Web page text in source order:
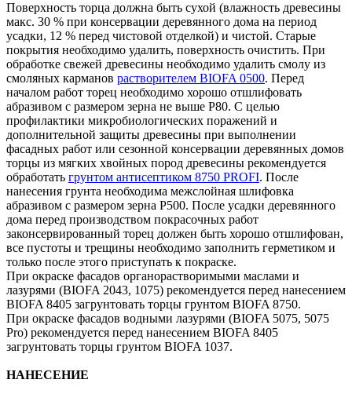
Поверхность торца должна быть сухой (влажность древесины
макс. 30 % при консервации деревянного дома на период
усадки, 12 % перед чистовой отделкой) и чистой. Старые
покрытия необходимо удалить, поверхность очистить. При
обработке свежей древесины необходимо удалить смолу из
смоляных карманов растворителем BIOFA 0500. Перед
началом работ торец необходимо хорошо отшлифовать
абразивом с размером зерна не выше P80. С целью
профилактики микробиологических поражений и
дополнительной защиты древесины при выполнении
фасадных работ или сезонной консервации деревянных домов
торцы из мягких хвойных пород древесины рекомендуется
обработать грунтом антисептиком 8750 PROFI. После
нанесения грунта необходима межслойная шлифовка
абразивом с размером зерна P500. После усадки деревянного
дома перед производством покрасочных работ
законсервированный торец должен быть хорошо отшлифован,
все пустоты и трещины необходимо заполнить герметиком и
только после этого приступать к покраске.
При окраске фасадов органорастворимыми маслами и
лазурями (BIOFA 2043, 1075) рекомендуется перед нанесением
BIOFA 8405 загрунтовать торцы грунтом BIOFA 8750.
При окраске фасадов водными лазурями (BIOFA 5075, 5075
Pro) рекомендуется перед нанесением BIOFA 8405
загрунтовать торцы грунтом BIOFA 1037.
НАНЕСЕНИЕ